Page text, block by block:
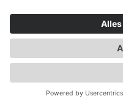
Jetzt
Kontakt Impressum